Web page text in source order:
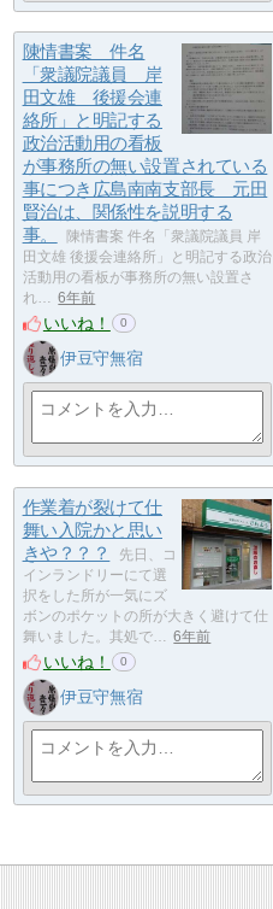
陳情書案 件名
「衆議院議員 岸
田文雄 後援会連
絡所」と明記する
政治活動用の看板
が事務所の無い設置されている
事につき広島南南支部長 元田
賢治は、関係性を説明する
事。
陳情書案 件名「衆議院議員 岸
田文雄 後援会連絡所」と明記する政治
活動用の看板が事務所の無い設置さ
れ… 6年前
いいね！ 0
伊豆守無宿
作業着が裂けて仕
舞い入院かと思い
きや？？？
先日、コ
インランドリーにて選
択をした所が一気にズ
ボンのポケットの所が大きく避けて仕
舞いました。其処で… 6年前
いいね！ 0
伊豆守無宿